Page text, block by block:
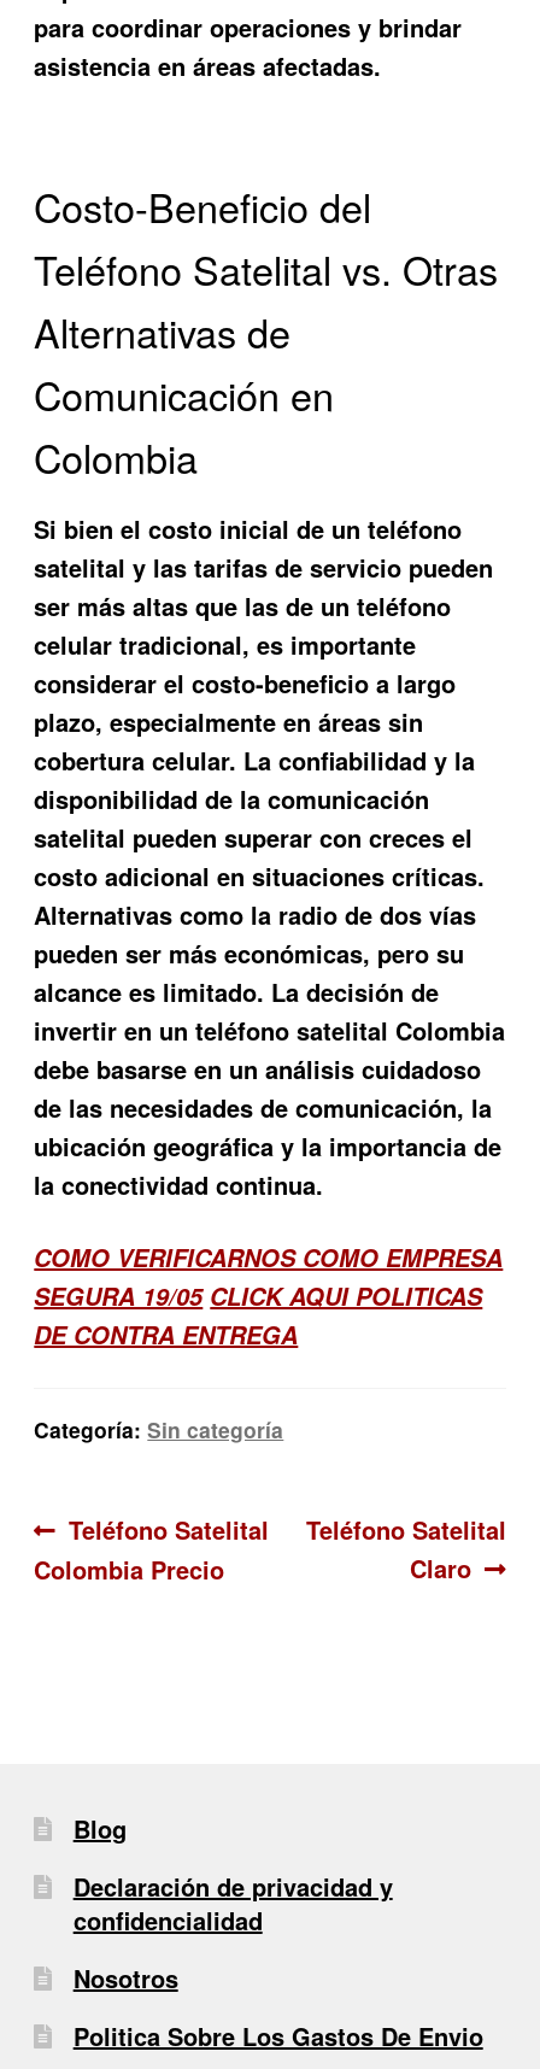
para coordinar operaciones y brindar
asistencia en áreas afectadas.
Costo-Beneficio del
Teléfono Satelital vs. Otras
Alternativas de
Comunicación en
Colombia
Si bien el costo inicial de un teléfono
satelital y las tarifas de servicio pueden
ser más altas que las de un teléfono
celular tradicional, es importante
considerar el costo-beneficio a largo
plazo, especialmente en áreas sin
cobertura celular. La confiabilidad y la
disponibilidad de la comunicación
satelital pueden superar con creces el
costo adicional en situaciones críticas.
Alternativas como la radio de dos vías
pueden ser más económicas, pero su
alcance es limitado. La decisión de
invertir en unteléfono satelital Colombia
debe basarse en un análisis cuidadoso
de las necesidades de comunicación, la
ubicación geográfica y la importancia de
la conectividad continua.
COMO VERIFICARNOS COMO EMPRESA
SEGURA 19/05 CLICK AQUI POLITICAS
DE CONTRA ENTREGA
Categoría:Sin categoría
Navegación
de
Anterior:
Teléfono Satelital
Colombia Precio
Siguiente:
Teléfono Satelital
Claro
Blog
Declaración de privacidad y
confidencialidad
Nosotros
Politica Sobre Los Gastos De Envio